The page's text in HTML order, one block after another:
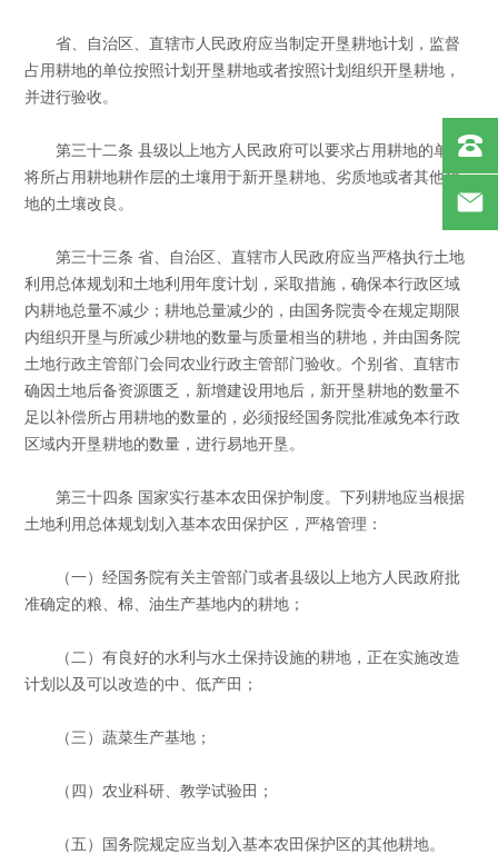
省、自治区、直辖市人民政府应当制定开垦耕地计划，监督
占用耕地的单位按照计划开垦耕地或者按照计划组织开垦耕地，
并进行验收。
第三十二条 县级以上地方人民政府可以要求占用耕地的单位
将所占用耕地耕作层的土壤用于新开垦耕地、劣质地或者其他耕
地的土壤改良。
第三十三条 省、自治区、直辖市人民政府应当严格执行土地
利用总体规划和土地利用年度计划，采取措施，确保本行政区域
内耕地总量不减少；耕地总量减少的，由国务院责令在规定期限
内组织开垦与所减少耕地的数量与质量相当的耕地，并由国务院
土地行政主管部门会同农业行政主管部门验收。个别省、直辖市
确因土地后备资源匮乏，新增建设用地后，新开垦耕地的数量不
足以补偿所占用耕地的数量的，必须报经国务院批准减免本行政
区域内开垦耕地的数量，进行易地开垦。
第三十四条 国家实行基本农田保护制度。下列耕地应当根据
土地利用总体规划划入基本农田保护区，严格管理：
（一）经国务院有关主管部门或者县级以上地方人民政府批
准确定的粮、棉、油生产基地内的耕地；
（二）有良好的水利与水土保持设施的耕地，正在实施改造
计划以及可以改造的中、低产田；
（三）蔬菜生产基地；
（四）农业科研、教学试验田；
（五）国务院规定应当划入基本农田保护区的其他耕地。